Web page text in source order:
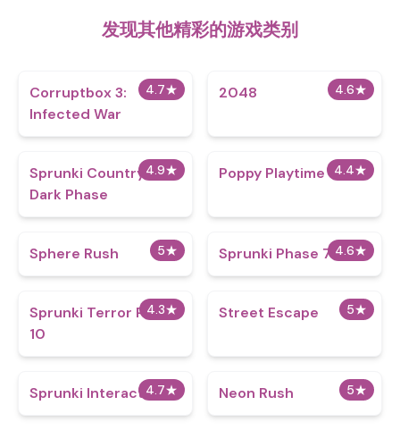
发现其他精彩的游戏类别
4.7★
Corruptbox 3:
Infected War
4.6★
2048
4.9★
Sprunki CountryBox
Dark Phase
4.4★
Poppy Playtime
5★
Sphere Rush 4.6★
Sprunki Phase 70
4.3★
Sprunki Terror Phase
10
5★
Street Escape
4.7★
Sprunki Interactive 5★
Neon Rush